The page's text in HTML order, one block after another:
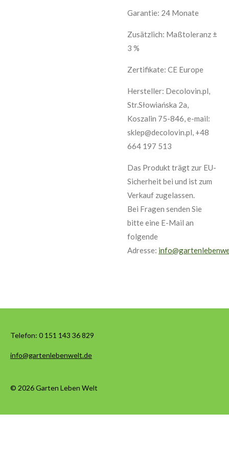
Garantie: 24 Monate
Zusätzlich: Maßtoleranz ±
3 %
Zertifikate: CE Europe
Hersteller: Decolovin.pl,
Str.Słowiańska 2a,
Koszalin 75-846, e-mail:
sklep@decolovin.pl, +48
664 197 513
Das Produkt trägt zur EU-
Sicherheit bei und ist zum
Verkauf zugelassen.
Bei Fragen senden Sie
bitte eine E-Mail an
folgende
Adresse:
Telefon: 0 151 143 36 829
info@gartenlebenwelt.de
© 2026 Garten Leben Welt